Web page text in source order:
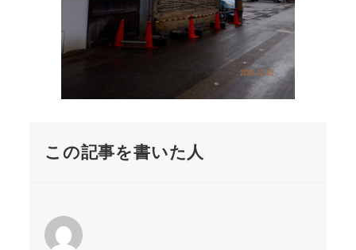
この記事を書いた人